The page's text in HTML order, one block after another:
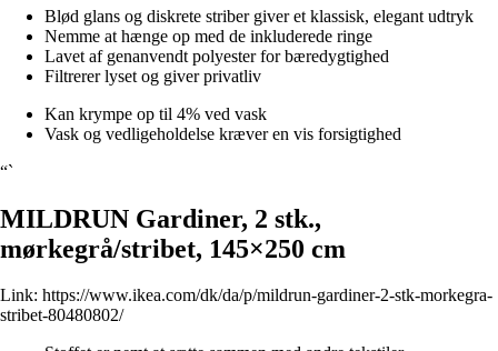
Blød glans og diskrete striber giver et klassisk, elegant udtryk
Nemme at hænge op med de inkluderede ringe
Lavet af genanvendt polyester for bæredygtighed
Filtrerer lyset og giver privatliv
Kan krympe op til 4% ved vask
Vask og vedligeholdelse kræver en vis forsigtighed
“`
MILDRUN Gardiner, 2 stk.,
mørkegrå/stribet, 145×250 cm
Link: https://www.ikea.com/dk/da/p/mildrun-gardiner-2-stk-morkegra-
stribet-80480802/